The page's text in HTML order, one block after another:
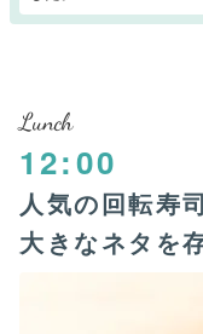
Lunch
12:00
人気の回転寿
大きなネタを